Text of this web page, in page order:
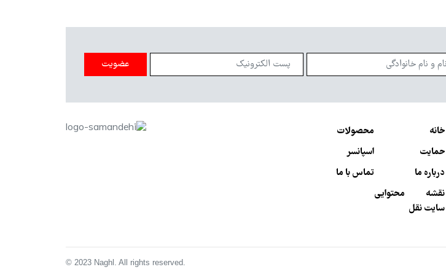
عضویت
خانه
محصولات
حمایت
اسپانسر
درباره ما
تماس با ما
نقشه محتوایی
سایت نقل
© 2023 Naghl. All rights reserved.